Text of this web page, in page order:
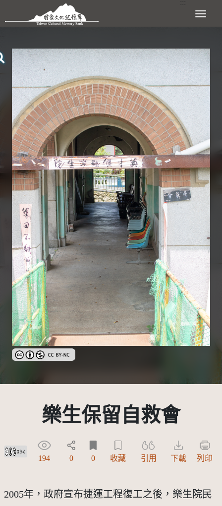
跳到主要內容區塊 展開選單
創用CC姓名標示-非商業性 3.0 台灣及其後版本(CC BY-NC 3.0 TW
樂生保留自救會
創用CC姓名標示-非商業性 3.0 台灣及其後版本(CC BY-NC 3.0 TW +)
194 0 0 收藏 引用 下載 列印
2005年，政府宣布捷運工程復工之後，樂生院民